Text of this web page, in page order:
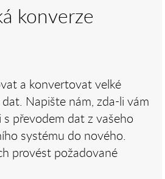
konverze
a konvertovat velké
Napište nám, zda-li vám
převodem dat z vašeho
systému do nového.
provést požadované